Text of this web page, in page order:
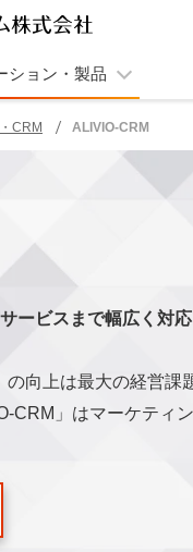
ション・製品
CRM ALIVIO-CRM
ービスまで幅広く対応
向上は最大の経営課
CRM」はマーケティ